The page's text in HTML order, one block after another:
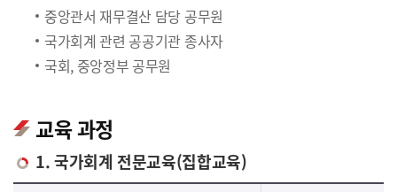
중앙관서 재무결산 담당 공무원
국가회계 관련 공공기관 종사자
국회, 중앙정부 공무원
교육 과정
1. 국가회계 전문교육(집합교육)
국가회계 전문교육(집합교육)에 대한 안내 표로 국가회계이론, 국가회계실무, 재무결산실무로 구분되며 이에 해당하는 내용으로 구성되어 있습니다.